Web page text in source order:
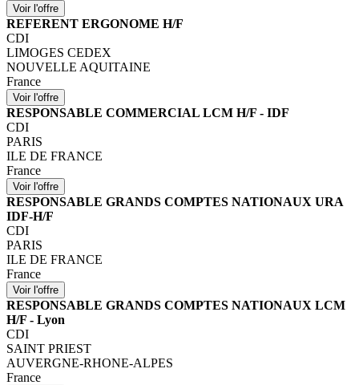
REFERENT ERGONOME H/F
CDI
LIMOGES CEDEX
NOUVELLE AQUITAINE
France
RESPONSABLE COMMERCIAL LCM H/F - IDF
CDI
PARIS
ILE DE FRANCE
France
RESPONSABLE GRANDS COMPTES NATIONAUX URA
IDF-H/F
CDI
PARIS
ILE DE FRANCE
France
RESPONSABLE GRANDS COMPTES NATIONAUX LCM
H/F - Lyon
CDI
SAINT PRIEST
AUVERGNE-RHONE-ALPES
France